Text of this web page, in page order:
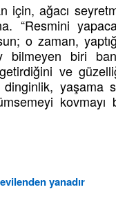
için, ağacı
“Resmini
o zaman,
bilmeyen biri
ve
dinginlik, yaşama
kovmayı
yanadır